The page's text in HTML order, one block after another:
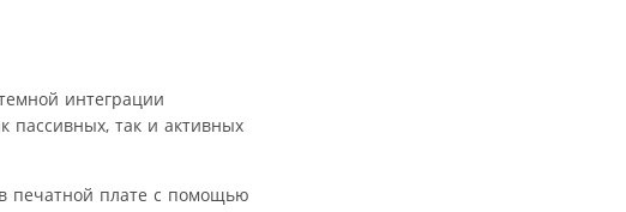
интеграции
пассивных, так и активных
печатной плате с помощью